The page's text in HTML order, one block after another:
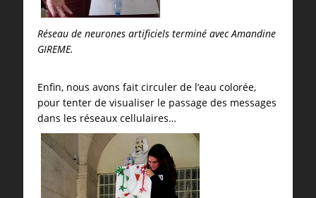
Réseau de neurones artificiels terminé avec Amandine
GIREME.
Enfin, nous avons fait circuler de l’eau colorée,
pour tenter de visualiser le passage des messages
dans les réseaux cellulaires…